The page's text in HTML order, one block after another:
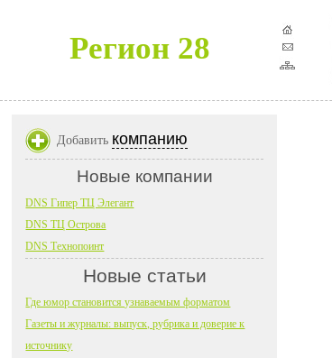
Регион 28
Добавить компанию
Новые компании
DNS Гипер ТЦ Элегант
DNS ТЦ Острова
DNS Технопоинт
Новые статьи
Где юмор становится узнаваемым форматом
Газеты и журналы: выпуск, рубрика и доверие к
источнику